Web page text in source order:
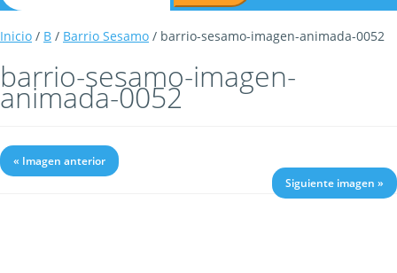
Inicio / B / Barrio Sesamo / barrio-sesamo-imagen-animada-0052
barrio-sesamo-imagen-
animada-0052
« Imagen anterior
Siguiente imagen »